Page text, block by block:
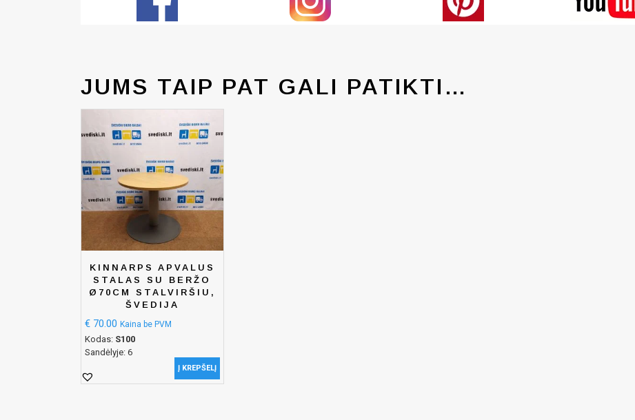
JUMS TAIP PAT GALI PATIKTI…
KINNARPS APVALUS
STALAS SU BERŽO
Ø70CM STALVIRŠIU,
ŠVEDIJA
€ 70.00 Kaina be PVM
Kodas: S100
Sandėlyje: 6
Į KREPŠELĮ